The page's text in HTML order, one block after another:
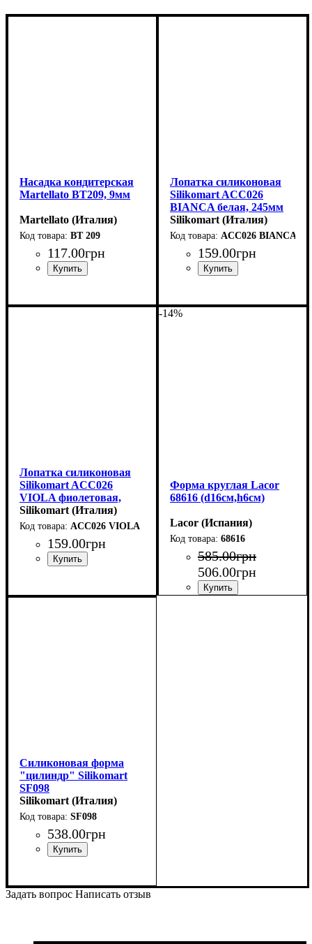
Насадка кондитерская
Martellato BT209, 9мм
Martellato (Италия)
BT 209
117.00грн
Лопатка силиконовая
Silikomart ACC026
BIANCA белая, 245мм
Silikomart (Италия)
ACC026 BIANCA
159.00грн
Лопатка силиконовая
Silikomart ACC026
VIOLA фиолетовая,
245мм
Silikomart (Италия)
ACC026 VIOLA
159.00грн
-14%
Форма круглая Lacor
68616 (d16см,h6см)
Lacor (Испания)
68616
585.00грн
506.00грн
Силиконовая форма
"цилиндр" Silikomart
SF098
(d48мм,h50мм,83мл)
Silikomart (Италия)
SF098
538.00грн
Задать вопрос Написать отзыв